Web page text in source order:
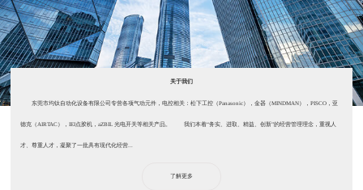
关于我们
东莞市均钛自动化设备有限公司专营各项气动元件，电控相关：松下工控（Panasonic），金器（MINDMAN），PISCO，亚
德克（AIRTAC），IEI点胶机，aZBIL 光电开关等相关产品。 我们本着“务实、进取、精益、创新”的经营管理理念，重视人
才、尊重人才，凝聚了一批具有现代化经营...
了解更多